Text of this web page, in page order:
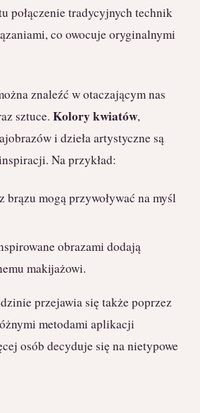
połączenie tradycyjnych technik
co owocuje oryginalnymi
znaleźć w otaczającym nas
sztuce. Kolory kwiatów,
i dzieła artystyczne są
Na przykład:
brązu mogą przywoływać na myśl
obrazami dodają
makijażowi.
przejawia się także poprzez
metodami aplikacji
osób decyduje się na nietypowe